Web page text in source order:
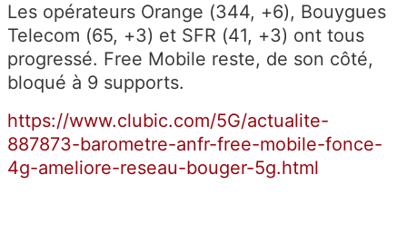
Les opérateurs Orange (344, +6), Bouygues
Telecom (65, +3) et SFR (41, +3) ont tous
progressé. Free Mobile reste, de son côté,
bloqué à 9 supports.
https://www.clubic.com/5G/actualite-
887873-barometre-anfr-free-mobile-fonce-
4g-ameliore-reseau-bouger-5g.html